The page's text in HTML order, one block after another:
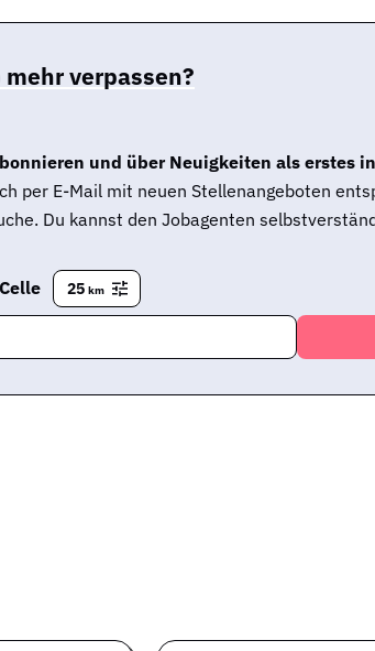
verpassen?
und über Neuigkeiten als erstes
per E-Mail mit neuen Stellenangeboten
Du kannst den Jobagenten
Celle 25 km